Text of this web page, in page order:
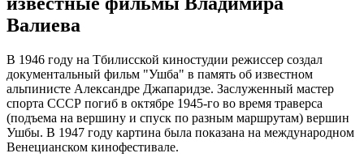
Валиева
В 1946 году на Тбилисской киностудии режиссер создал
документальный фильм "Ушба" в память об известном
альпинисте Александре Джапаридзе. Заслуженный мастер
спорта СССР погиб в октябре 1945-го во время траверса
(подъема на вершину и спуск по разным маршрутам) вершин
Ушбы. В 1947 году картина была показана на международном
Венецианском кинофестивале.